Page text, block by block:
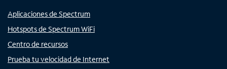
Aplicaciones de Spectrum
Hotspots de Spectrum WiFi
Centro de recursos
Prueba tu velocidad de Internet